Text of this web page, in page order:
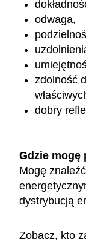
odwaga,
zdolność
dobry
Gdzie mogę
Mogę
dystrybucją
Zobacz, kto